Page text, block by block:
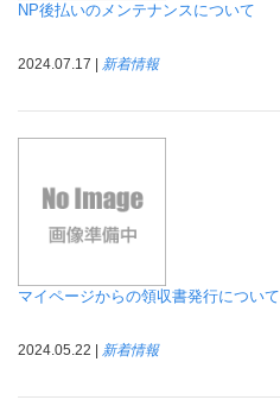
NP後払いのメンテナンスについて
2024.07.17 | 新着情報
マイページからの領収書発行について
2024.05.22 | 新着情報